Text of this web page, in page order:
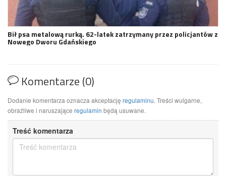
Bił psa metalową rurką. 62-latek zatrzymany przez policjantów z
Nowego Dworu Gdańskiego
Komentarze (0)
Dodanie komentarza oznacza akceptację regulaminu. Treści wulgarne,
obraźliwe i naruszające regulamin będą usuwane.
Treść komentarza